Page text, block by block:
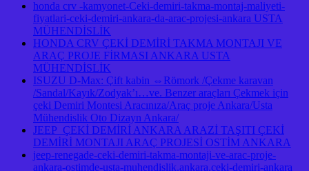
honda crv -kamyonet-Ceki-demiri-takma-montaj-maliyeti-
fiyatlari-ceki-demiri-ankara-da-arac-projesi-ankara USTA
MÜHENDİSLİK
HONDA CRV ÇEKİ DEMİRİ TAKMA MONTAJI VE
ARAÇ PROJE FİRMASI ANKARA USTA
MÜHENDİSLİK
ISUZU D-Max: Çift kabin ⇔Römork /Çekme karavan
/Sandal/Kayık/Zodyak’ı…ve. Benzer araçları Çekmek için
çeki Demiri Montesi Aracınıza/Araç proje Ankara/Usta
Mühendislik Oto Dizayn Ankara/
JEEP ÇEKİ DEMİRİ ANKARA ARAZİ TAŞITI ÇEKİ
DEMİRİ MONTAJI ARAÇ PROJESİ OSTİM ANKARA
jeep-renegade-ceki-demiri-takma-montaji-ve-arac-proje-
ankara-ostimde-usta-muhendislik.ankara.ceki-demiri-ankara